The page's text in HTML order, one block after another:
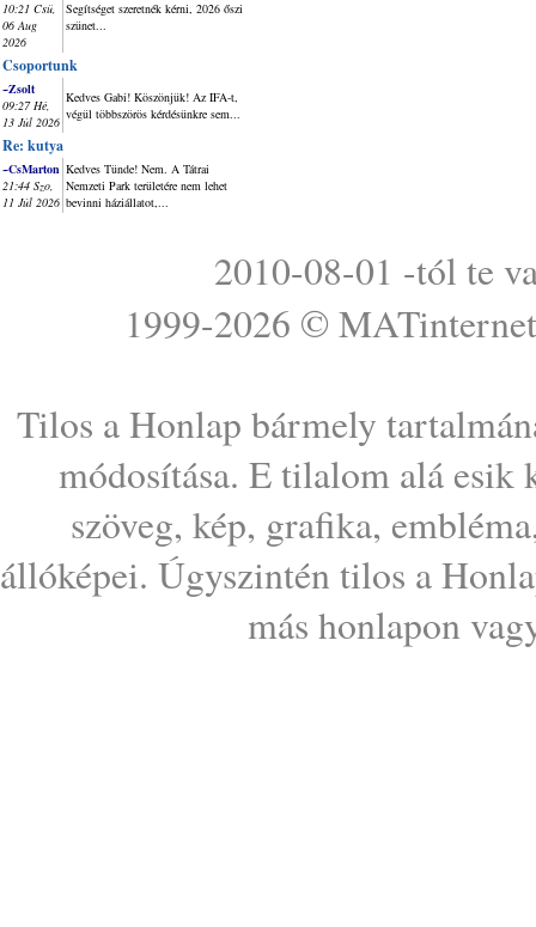
10:21 Csü,
06 Aug
2026
Segítséget szeretnék kérni, 2026 őszi
szünet...
Csoportunk
~Zsolt
09:27 Hé,
13 Júl 2026
Kedves Gabi! Köszönjük! Az IFA-t,
végül többszörös kérdésünkre sem...
Re: kutya
~CsMarton
21:44 Szo,
11 Júl 2026
Kedves Tünde! Nem. A Tátrai
Nemzeti Park területére nem lehet
bevinni háziállatot,...
2010-08-01 -tól te
1999-2026 © MATinternet
Tilos a Honlap bármely
módosítása. E tilalom alá esik
szöveg, kép, grafika,
állóképei. Úgyszintén tilos a
más honlapon